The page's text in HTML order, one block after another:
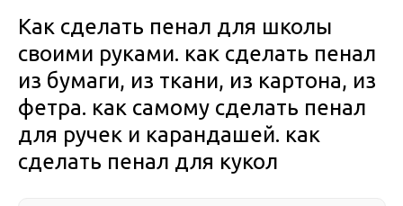
Как сделать пенал для школы
своими руками. как сделать пенал
из бумаги, из ткани, из картона, из
фетра. как самому сделать пенал
для ручек и карандашей. как
сделать пенал для кукол